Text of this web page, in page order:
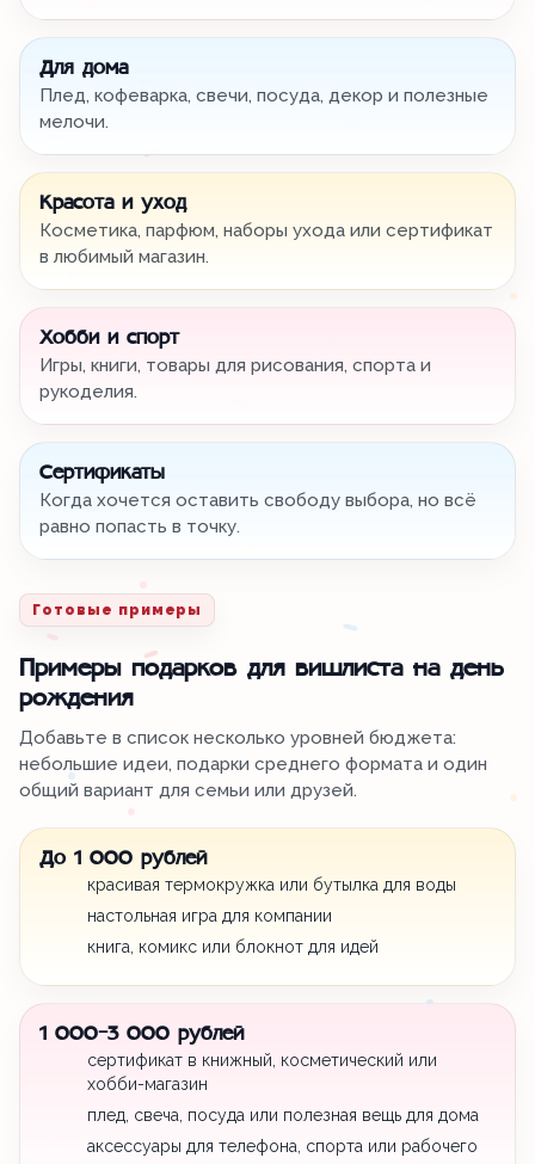
Для дома
Плед, кофеварка, свечи, посуда, декор и полезные
мелочи.
Красота и уход
Косметика, парфюм, наборы ухода или сертификат
в любимый магазин.
Хобби и спорт
Игры, книги, товары для рисования, спорта и
рукоделия.
Сертификаты
Когда хочется оставить свободу выбора, но всё
равно попасть в точку.
Готовые примеры
Примеры подарков для вишлиста на день
рождения
Добавьте в список несколько уровней бюджета:
небольшие идеи, подарки среднего формата и один
общий вариант для семьи или друзей.
До 1 000 рублей
красивая термокружка или бутылка для воды
настольная игра для компании
книга, комикс или блокнот для идей
1 000-3 000 рублей
сертификат в книжный, косметический или
хобби-магазин
плед, свеча, посуда или полезная вещь для дома
аксессуары для телефона, спорта или рабочего